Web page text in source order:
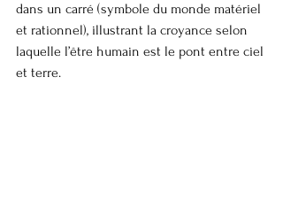
dans un carré (symbole du monde matériel
et rationnel), illustrant la croyance selon
laquelle l’être humain est le pont entre ciel
et terre.